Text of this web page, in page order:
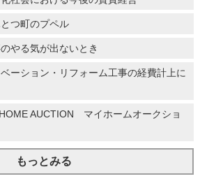
つ町のプペル
やる気が出ないとき
ーション・リフォーム工事の経費計上に
AUCTION マイホームオークショ
もっとみる